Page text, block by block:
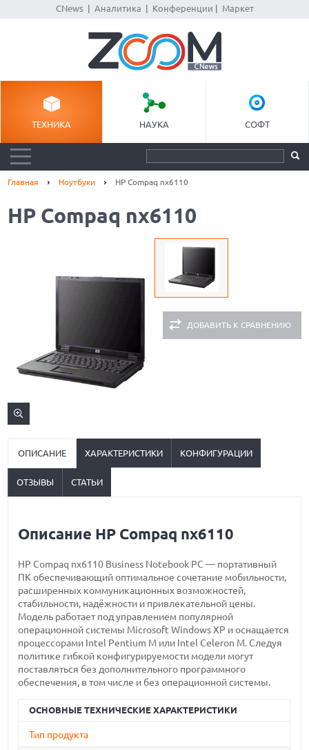
CNews| Аналитика Конференции Маркет
ТЕХНИКА НАУКА СОФТ
Главная Ноутбуки HP Compaq nx6110
HP Compaq nx6110
ДОБАВИТЬ К СРАВНЕНИЮ
ОПИСАНИЕ ХАРАКТЕРИСТИКИ КОНФИГУРАЦИИ
ОТЗЫВЫ СТАТЬИ
Описание HP Compaq nx6110
HP Compaq nx6110 Business Notebook PC — портативный
ПК обеспечивающий оптимальное сочетание мобильности,
расширенных коммуникационных возможностей,
стабильности, надёжности и привлекательной цены.
Модель работает под управлением популярной
операционной системы Microsoft Windows XP и оснащается
процессорами Intel Pentium M или Intel Celeron M. Следуя
политике гибкой конфигурируемости модели могут
поставляться без дополнительного программного
обеспечения, в том числе и без операционной системы.
ОСНОВНЫЕ ТЕХНИЧЕСКИЕ ХАРАКТЕРИСТИКИ
Тип продукта